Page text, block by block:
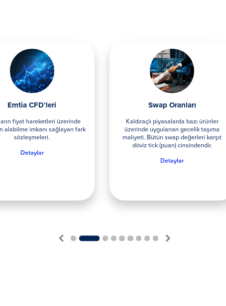
Swap Oranları
Kaldıraçlı piyasalarda bazı ürünler
üzerinde uygulanan gecelik taşıma
maliyeti. Bütün swap değerleri karşıt
Spread Oranları
FX Piyasasında, işlem yapılan
alım ve satım fiyatları arasındaki
Spread olarak adlandırılır.
1 2 3 4 5 6 7 8 9